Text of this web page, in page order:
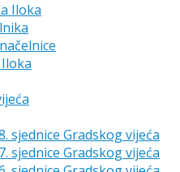
Iloka
sjednice Gradskog vijeća
sjednice Gradskog vijeća